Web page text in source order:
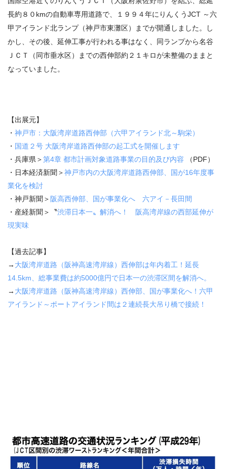
長約８０ kmの自動車専用道路で、１９９４年にりんくうJCT ～六
甲アイランド北ランプ（神戸市東灘区）までが開通しました。し
かし、その後、延伸工事が行われる事はなく、同ランプから名谷
ＪＣＴ（同市垂水区）までの西伸部約２１キロが未整備のままと
なっていました。
【出展元】
・ 神戸市：大阪湾岸道路西伸部（六甲アイランド北～駒栄）
・ 国道２号 大阪湾岸道路西伸部の起工式を開催します
・兵庫県＞第4章 都市計画対象道路事業の目的及び内容 （PDF）
・日本経済新聞＞神戸市内の大阪湾岸道路西伸部、国が16年度事
業化を検討
・神戸新聞＞ 阪高西伸部、国が事業化へ 六アイ－長田間
・産経新聞＞〝渋滞日本一〟解消へ！ 阪高湾岸線の西部延伸が
現実味
【過去記事】
→ 大阪湾岸道路（阪神高速湾岸線）西伸部は年内着工！延長
14.5km、総事業費は約5000億円で日本一の渋滞区間を解消へ。
→ 大阪湾岸道路（阪神高速湾岸線）西伸部、国が事業化へ！六甲
アイランド～ポートアイランド間は２連続長大吊り橋で接続！